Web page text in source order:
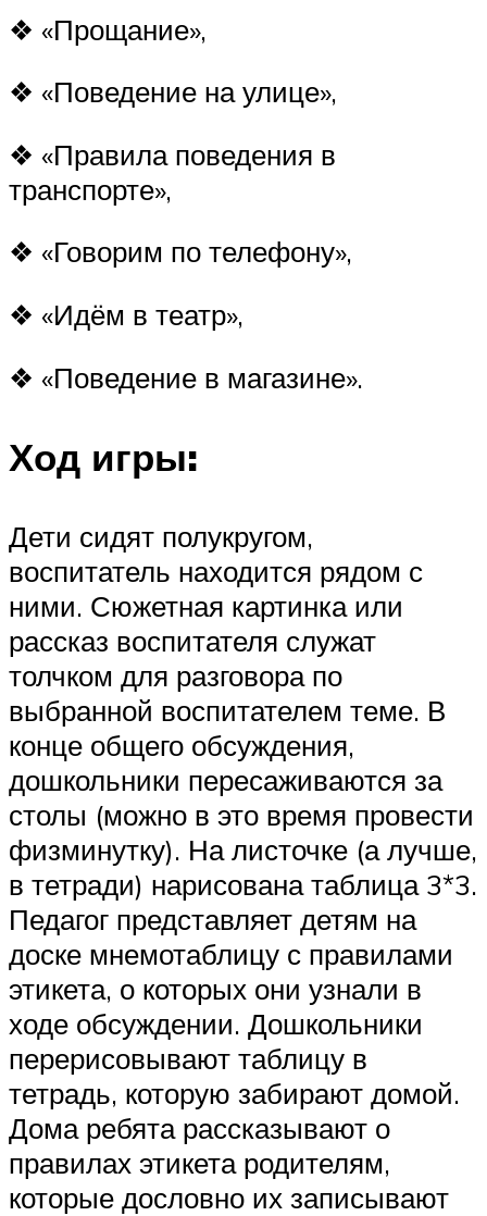
❖ «Прощание»,
❖ «Поведение на улице»,
❖ «Правила поведения в
транспорте»,
❖ «Говорим по телефону»,
❖ «Идём в театр»,
❖ «Поведение в магазине».
Ход игры:
Дети сидят полукругом,
воспитатель находится рядом с
ними. Сюжетная картинка или
рассказ воспитателя служат
толчком для разговора по
выбранной воспитателем теме. В
конце общего обсуждения,
дошкольники пересаживаются за
столы (можно в это время провести
физминутку). На листочке (а лучше,
в тетради) нарисована таблица 3*3.
Педагог представляет детям на
доске мнемотаблицу с правилами
этикета, о которых они узнали в
ходе обсуждении. Дошкольники
перерисовывают таблицу в
тетрадь, которую забирают домой.
Дома ребята рассказывают о
правилах этикета родителям,
которые дословно их записывают